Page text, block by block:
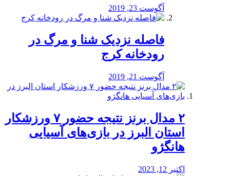
آگوست 23, 2019
️فاصله نزدیک شنا و مرگ در
رودخانه کرج
آگوست 21, 2019
۲ مدال برنز نتیجه حضور ۷ ورزشکار
استان البرز در بازی‌های آسیایی
هانگژو
اکتبر 12, 2023